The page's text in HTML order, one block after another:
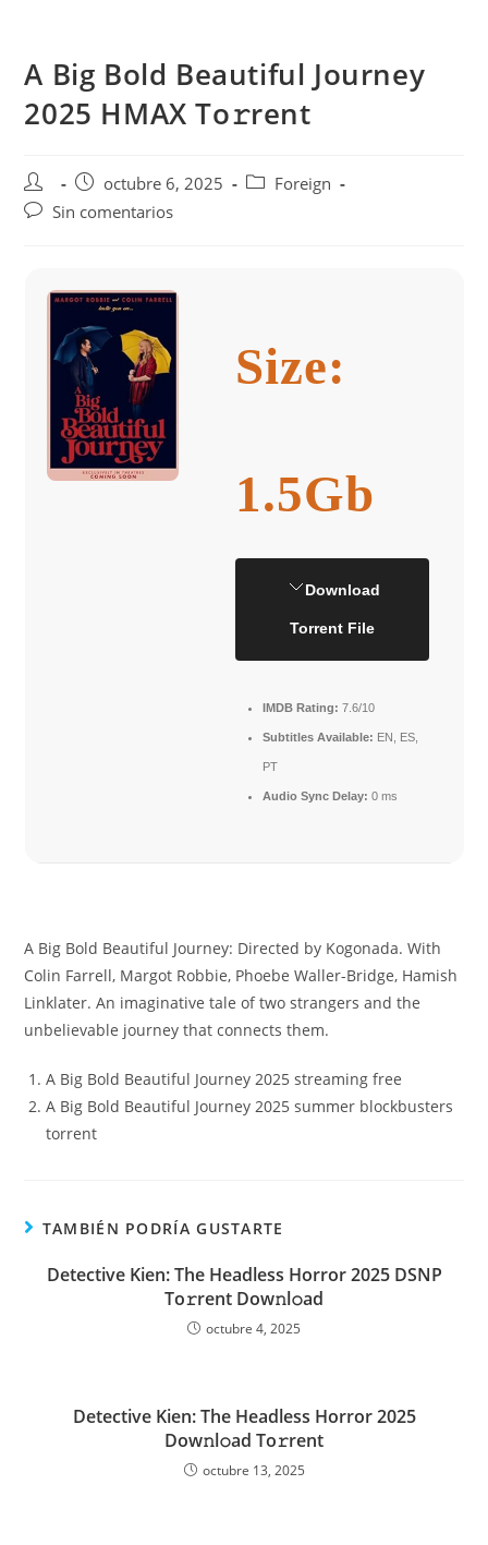
contenido
A Big Bold Beautiful Journey
2025 HMAX To𝚛rent
Autor
de
Publicación
de
octubre 6, 2025
Categoría
Foreign
Comentarios
Sin comentarios
Size:
1.5Gb
Download
Torrent File
IMDB Rating: 7.6/10
Subtitles Available: EN, ES,
PT
Audio Sync Delay: 0 ms
A Big Bold Beautiful Journey: Directed by Kogonada. With
Colin Farrell, Margot Robbie, Phoebe Waller-Bridge, Hamish
Linklater. An imaginative tale of two strangers and the
unbelievable journey that connects them.
A Big Bold Beautiful Journey 2025 streaming free
A Big Bold Beautiful Journey 2025 summer blockbusters
torrent
TAMBIÉN PODRÍA GUSTARTE
Detective Kien: The Headless Horror 2025 DSNP
To𝚛rent Dow𝚗l𝚘ad
octubre 4, 2025
Detective Kien: The Headless Horror 2025
Dow𝚗l𝚘ad To𝚛rent
octubre 13, 2025